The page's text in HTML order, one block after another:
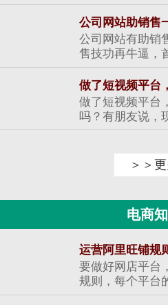
公司网站助销售
公司网站有助销
售技功再牛逼，
做了短视频平台
做了短视频平台
吗？有朋友说，
＞＞
电商
运营阿里旺铺规
要做好网店平台
规则，每个平台